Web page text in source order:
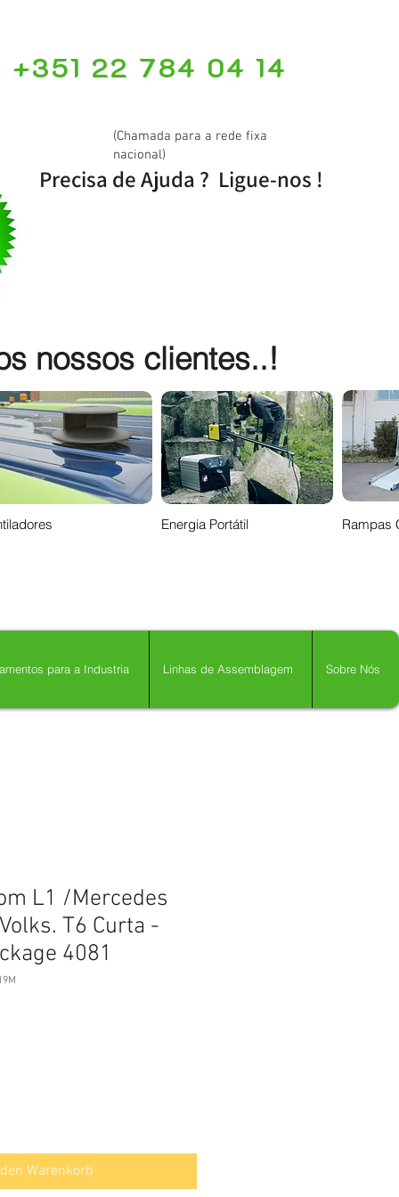
+351 22 784 04 14
(Chamada para a rede fixa
nacional)
Precisa de Ajuda ? Ligue-nos !
nossos clientes..!
Energia Portátil Rampas
para a Industria Linhas de Assemblagem Sobre Nós
L1 /Mercedes
T6 Curta -
4081
Warenkorb